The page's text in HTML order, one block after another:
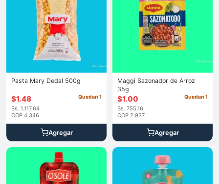
Pasta Mary Dedal 500g
$1.48
Bs. 1.117,64
COP 4.346
Quedan 1
Agregar
Maggi Sazonador de Arroz
35g
$1.00
Bs. 755,16
COP 2.937
Quedan 1
Agregar